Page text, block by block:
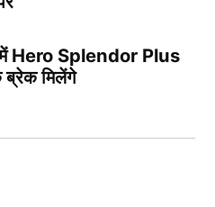
में Hero Splendor Plus
मिलेंगे